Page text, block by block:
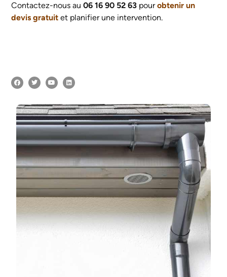
Contactez-nous au06 16 90 52 63 pourobtenir un
devis gratuit et planifier une intervention.